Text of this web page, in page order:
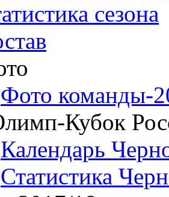
сезона
Фото команды-
Кубок
Календарь
Статистика